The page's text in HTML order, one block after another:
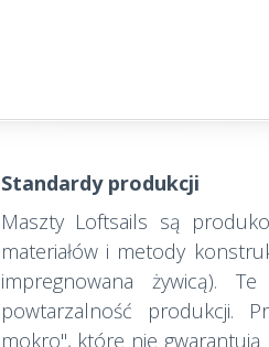
Standardy produkcji
Maszty Loftsails są
materiałów i metody
impregnowana żywicą).
powtarzalność produkcji.
mokro", które nie gwarantują